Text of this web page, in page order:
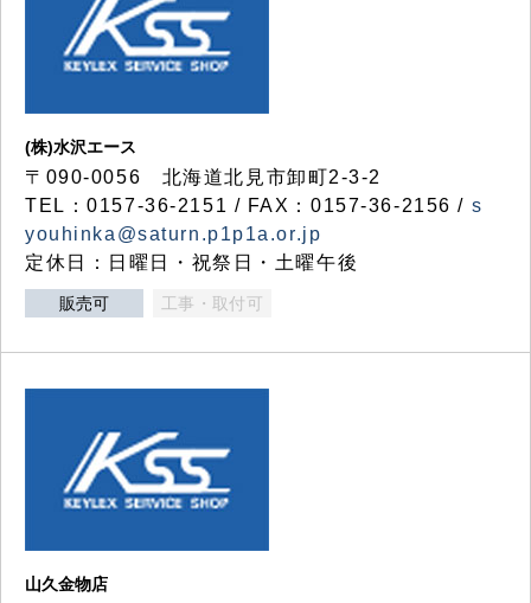
(株)水沢エース
〒090-0056 北海道北見市卸町2-3-2
TEL：0157-36-2151 / FAX：0157-36-2156 / s
youhinka@saturn.p1p1a.or.jp
定休日：日曜日・祝祭日・土曜午後
販売可 工事・取付可
山久金物店